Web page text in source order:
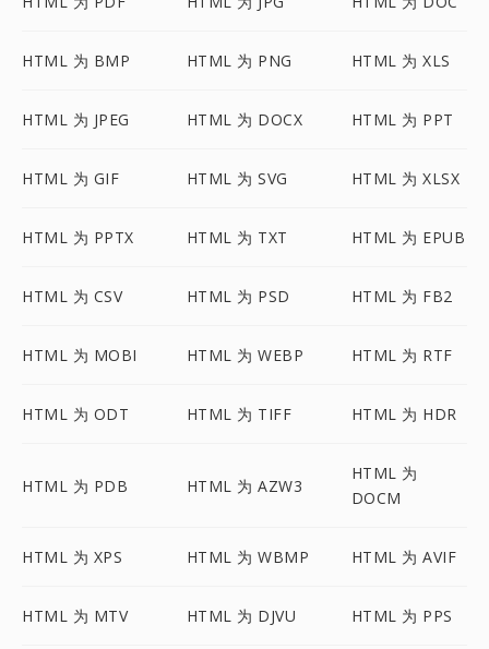
HTML 为 BMP HTML 为 PNG HTML 为 XLS
HTML 为 JPEG HTML 为 DOCX HTML 为 PPT
HTML 为 GIF HTML 为 SVG HTML 为 XLSX
HTML 为 PPTX HTML 为 TXT HTML 为 EPUB
HTML 为 CSV HTML 为 PSD HTML 为 FB2
HTML 为 MOBI HTML 为 WEBP HTML 为 RTF
HTML 为 ODT HTML 为 TIFF HTML 为 HDR
HTML 为 PDB HTML 为 AZW3
HTML 为
DOCM
HTML 为 XPS HTML 为 WBMP HTML 为 AVIF
HTML 为 MTV HTML 为 DJVU HTML 为 PPS